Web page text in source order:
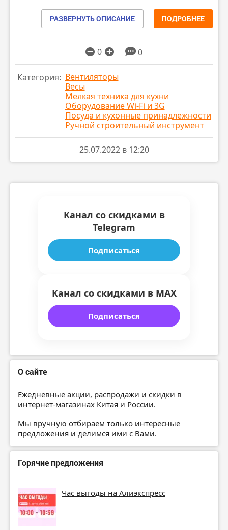
М.Видео
Эльдорадо ПЕРЕЙТИ
🔸 Мини-печь Oursson MO0905/DC за- 1299 ₽
ПЕРЕЙТИ
🔸 Wi-Fi роутер Tenda AC6 за
ПЕРЕЙТИ
ПЕРЕЙТИ
🔸 Мультиварка Midea MPC-6001 за- 3699 ₽
ПЕРЕЙТИ
РАЗВЕРНУТЬ ОПИСАНИЕ ПОДРОБНЕЕ
0 0
Категория: Вентиляторы
Весы
Мелкая техника для кухни
Оборудование Wi-Fi и 3G
Посуда и кухонные принадлежности
Ручной строительный инструмент
25.07.2022 в 12:20
Канал со скидками в
Telegram
Подписаться
Канал со скидками в MAX
Подписаться
О сайте
Ежедневные акции, распродажи и скидки в
интернет-магазинах Китая и России.
Мы вручную отбираем только интересные
предложения и делимся ими с Вами.
Горячие предложения
Час выгоды на Алиэкспресс